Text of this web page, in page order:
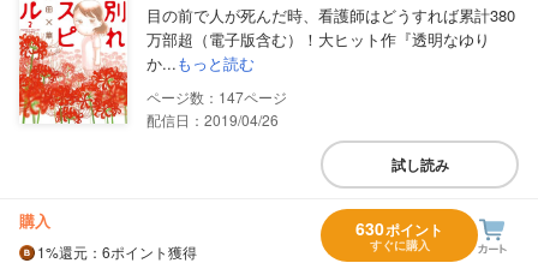
目の前で人が死んだ時、看護師はどうすれば累計380
万部超（電子版含む）！大ヒット作『透明なゆり
か...もっと読む
147
配信日：2019/04/26
試し読み
購入
1%還元 ：6ポイント獲得
630ポイント
すぐに購入